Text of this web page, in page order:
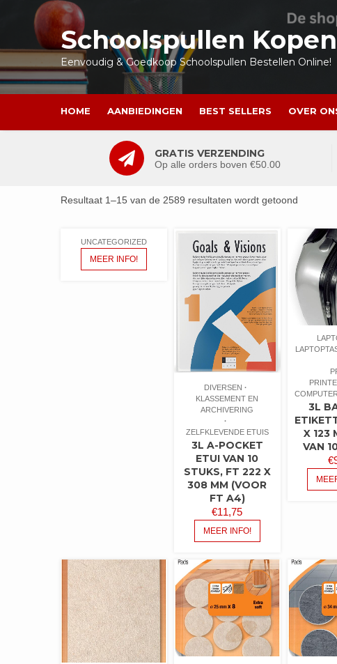
inhoud
Schoolspullen
Eenvoudig & Goedkoop Schoolspullen Bestellen Online!
HOME AANBIEDINGEN BEST SELLERS OVER
GRATIS VERZENDING
Op alle orders boven €50.00
Resultaat 1–15 van de 2589 resultaten wordt getoond
UNCATEGORIZED
MEER INFO!
DIVERSEN
KLASSEMENT EN
ARCHIVERING
ZELFKLEVENDE ETUIS
3L A-POCKET
ETUI VAN 10
STUKS, FT 222 X
308 MM (VOOR
FT A4)
€11,75
MEER INFO!
3L
X 123
VAN
€